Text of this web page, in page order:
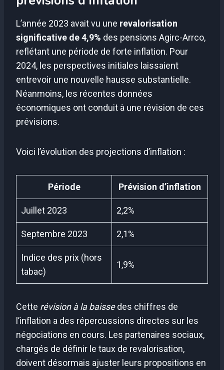
L’année 2023 avait vu une revalorisation
significative de 4,9% des pensions Agirc-Arrco,
reflétant une période de forte inflation. Pour
2024, les perspectives initiales laissaient
entrevoir une nouvelle hausse substantielle.
Néanmoins, les récentes données
économiques ont conduit à une révision de ces
prévisions.
Voici l’évolution des projections d’inflation :
Période Prévision d’inflation
Juillet 2023 2,2%
Septembre 2023 2,1%
Indice des prix (hors
tabac)
1,9%
Cette révision à la baissedes chiffres de
l’inflation a des répercussions directes sur les
négociations en cours. Les partenaires sociaux,
chargés de définir le taux de revalorisation,
doivent désormais ajuster leurs propositions en